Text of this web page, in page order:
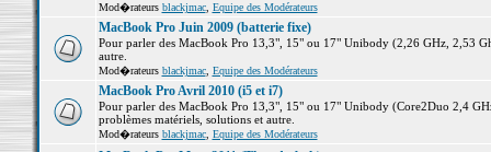
Mod�rateurs blackjmac, Equipe des Modérateurs
MacBook Pro Juin 2009 (batterie fixe)
Pour parler des MacBook Pro 13,3", 15" ou 17" Unibody (2,26 GHz, 2,53
autre.
Mod�rateurs blackjmac, Equipe des Modérateurs
MacBook Pro Avril 2010 (i5 et i7)
Pour parler des MacBook Pro 13,3", 15" ou 17" Unibody (Core2Duo 2,4
problèmes matériels, solutions et autre.
Mod�rateurs blackjmac, Equipe des Modérateurs